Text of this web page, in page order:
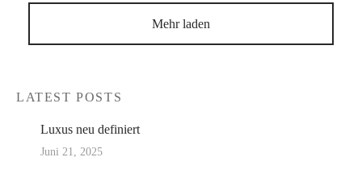
Mehr laden
LATEST POSTS
Luxus neu definiert
Juni 21, 2025